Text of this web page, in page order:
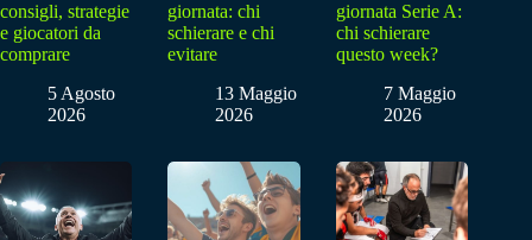
consigli, strategie
e giocatori da
comprare
5 Agosto
2026
giornata: chi
schierare e chi
evitare
13 Maggio
2026
giornata Serie A:
chi schierare
questo week?
7 Maggio
2026